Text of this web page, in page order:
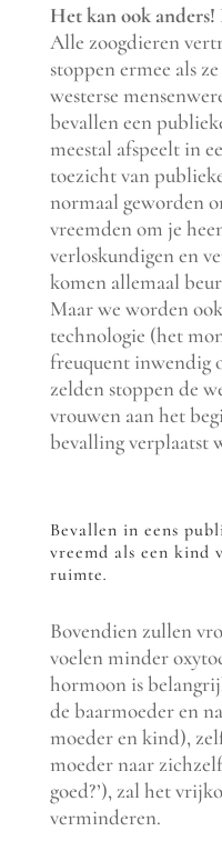
Het kan ook anders!
Alle zoogdieren
stoppen ermee als
westerse
bevallen een
meestal afspeelt in
toezicht van
normaal geworden
vreemden om je
verloskundigen en
komen allemaal
Maar we worden
technologie (het
freuquent inwendig
zelden stoppen de
vrouwen aan het
bevalling verplaatst
Bevallen in eens
vreemd als een kind
ruimte.
Bovendien zullen
voelen minder
hormoon is
de baarmoeder en
moeder en kind),
moeder naar
goed?’), zal het
verminderen.